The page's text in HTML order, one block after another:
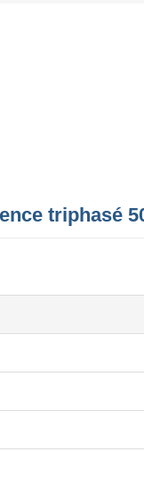
triphasé